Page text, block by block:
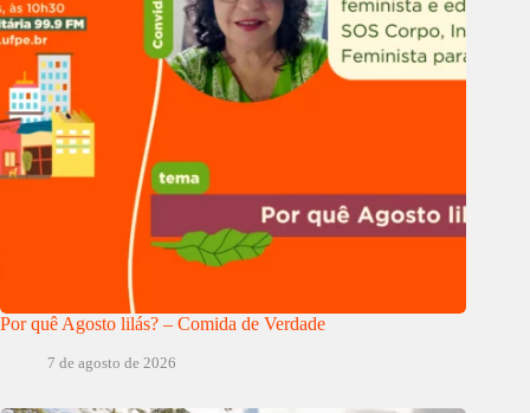
Por quê Agosto lilás? – Comida de Verdade
7 de agosto de 2026